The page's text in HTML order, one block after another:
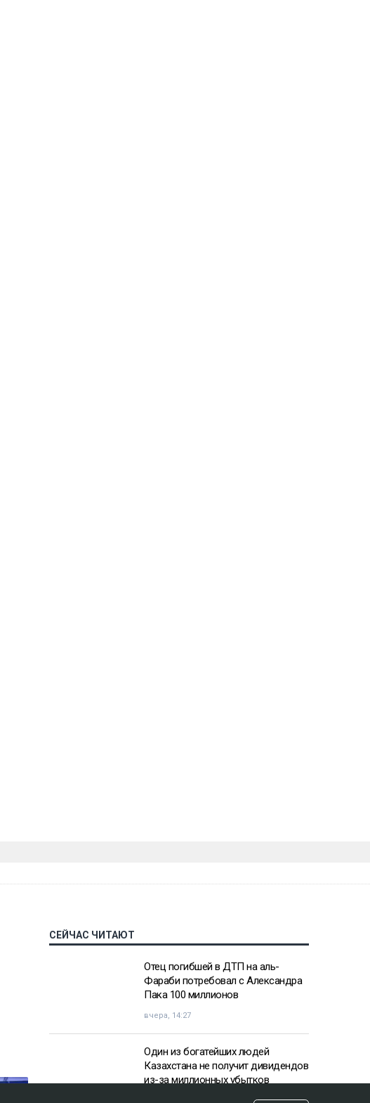
СЕЙЧАС ЧИТАЮТ
Отец погибшей в ДТП на аль-
Фараби потребовал с Александра
Пака 100 миллионов
вчера, 14:27
Один из богатейших людей
Казахстана не получит дивидендов
из-за миллионных убытков